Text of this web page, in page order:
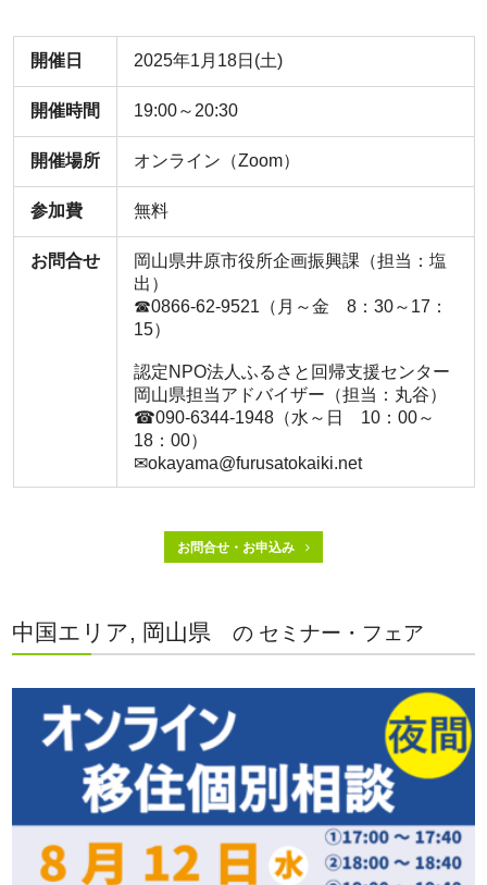
開催日 2025年1月18日(土)
開催時間 19:00～20:30
開催場所 オンライン（Zoom）
参加費 無料
お問合せ
岡山県井原市役所企画振興課（担当：塩
出）
☎0866-62-9521（月～金 8：30～17：
15）
認定NPO法人ふるさと回帰支援センター
岡山県担当アドバイザー（担当：丸谷）
☎090-6344-1948（水～日 10：00～
18：00）
✉okayama@furusatokaiki.net
お問合せ・お申込み
中国エリア, 岡山県 の セミナー・フェア